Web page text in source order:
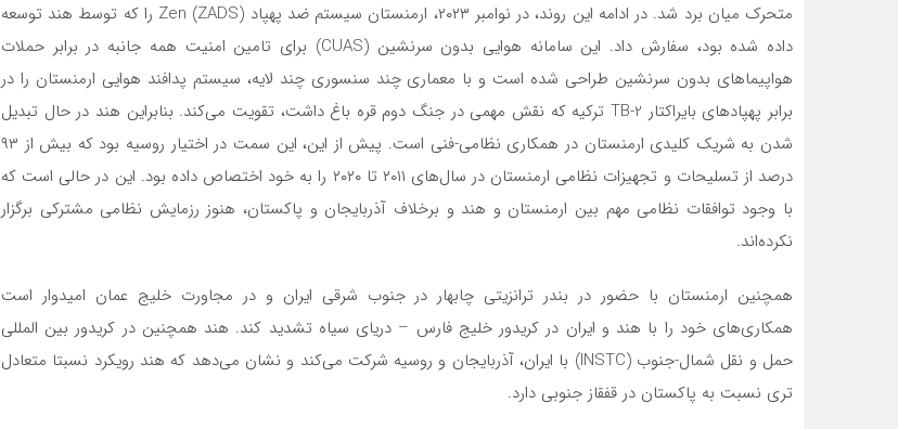
متحرک میان برد شد. در ادامه این روند، در نوامبر ۲۰۲۳، ارمنستان سیستم ضد پهپاد Zen (ZADS) را که توسط هند توسعه
داده شده بود، سفارش داد. این سامانه هوایی بدون سرنشین (CUAS) برای تامین امنیت همه جانبه در برابر حملات
هواپیماهای بدون سرنشین طراحی شده است و با معماری چند سنسوری چند لایه، سیستم پدافند هوایی ارمنستان را در
برابر پهپادهای بایراکتار TB-2 ترکیه که نقش مهمی در جنگ دوم قره باغ داشت، تقویت‌ می‌کند. بنابراین هند در حال تبدیل
شدن به شریک کلیدی ارمنستان در همکاری نظامی-فنی است. پیش از این، این سمت در اختیار روسیه بود که بیش از ۹۳
درصد از تسلیحات و تجهیزات نظامی ارمنستان در سال‌های ۲۰۱۱ تا ۲۰۲۰ را به خود اختصاص داده بود. این در حالی است که
با وجود توافقات نظامی مهم بین ارمنستان و هند و برخلاف آذربایجان و پاکستان، هنوز رزمایش نظامی مشترکی برگزار
نکرده‌اند.
همچنین ارمنستان با حضور در بندر ترانزیتی چابهار در جنوب شرقی ایران و در مجاورت خلیج عمان امیدوار است
همکاری‌های خود را با هند و ایران در کریدور خلیج فارس – دریای سیاه تشدید کند. هند همچنین در کریدور بین المللی
حمل و نقل شمال-جنوب (INSTC) با ایران، آذربایجان و روسیه شرکت‌ می‌کند و نشان‌ می‌دهد که هند رویکرد نسبتا متعادل
تری نسبت به پاکستان در قفقاز جنوبی دارد.